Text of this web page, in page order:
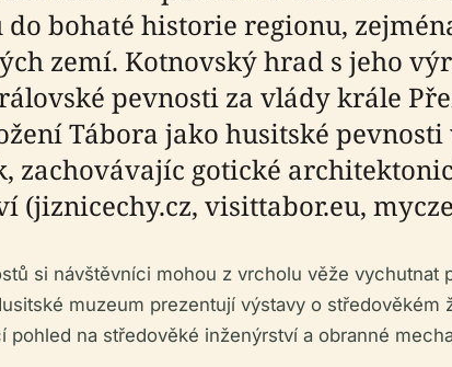
bohaté historie regionu,
zemí. Kotnovský hrad s jeho
pevnosti za vlády krále
Tábora jako husitské
zachovávajíc gotické
(jiznicechy.cz, visittabor.eu,
si návštěvníci mohou z vrcholu věže vychutnat
muzeum prezentují výstavy o
pohled na středověké inženýrství a obranné